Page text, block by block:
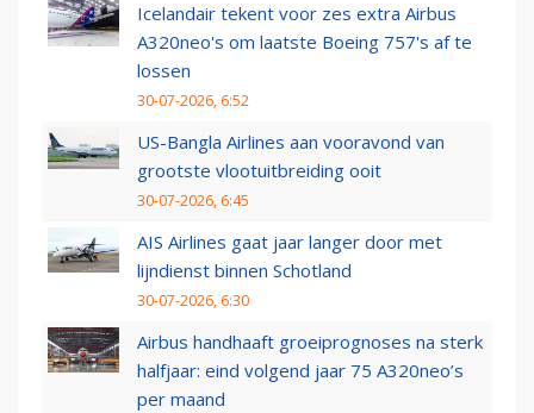
Icelandair tekent voor zes extra Airbus
A320neo's om laatste Boeing 757's af te
lossen
30-07-2026, 6:52
US-Bangla Airlines aan vooravond van
grootste vlootuitbreiding ooit
30-07-2026, 6:45
AIS Airlines gaat jaar langer door met
lijndienst binnen Schotland
30-07-2026, 6:30
Airbus handhaaft groeiprognoses na sterk
halfjaar: eind volgend jaar 75 A320neo’s
per maand